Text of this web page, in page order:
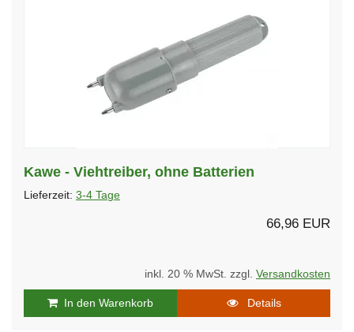
Kawe - Viehtreiber, ohne Batterien
Lieferzeit: 3-4 Tage
66,96 EUR
inkl. 20 % MwSt. zzgl. Versandkosten
In den Warenkorb Details